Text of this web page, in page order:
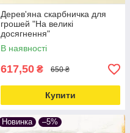
Дерев'яна скарбничка для
грошей "На великі
досягнення"
В наявності
617,50 ₴ 650 ₴
Купити
Новинка –5%